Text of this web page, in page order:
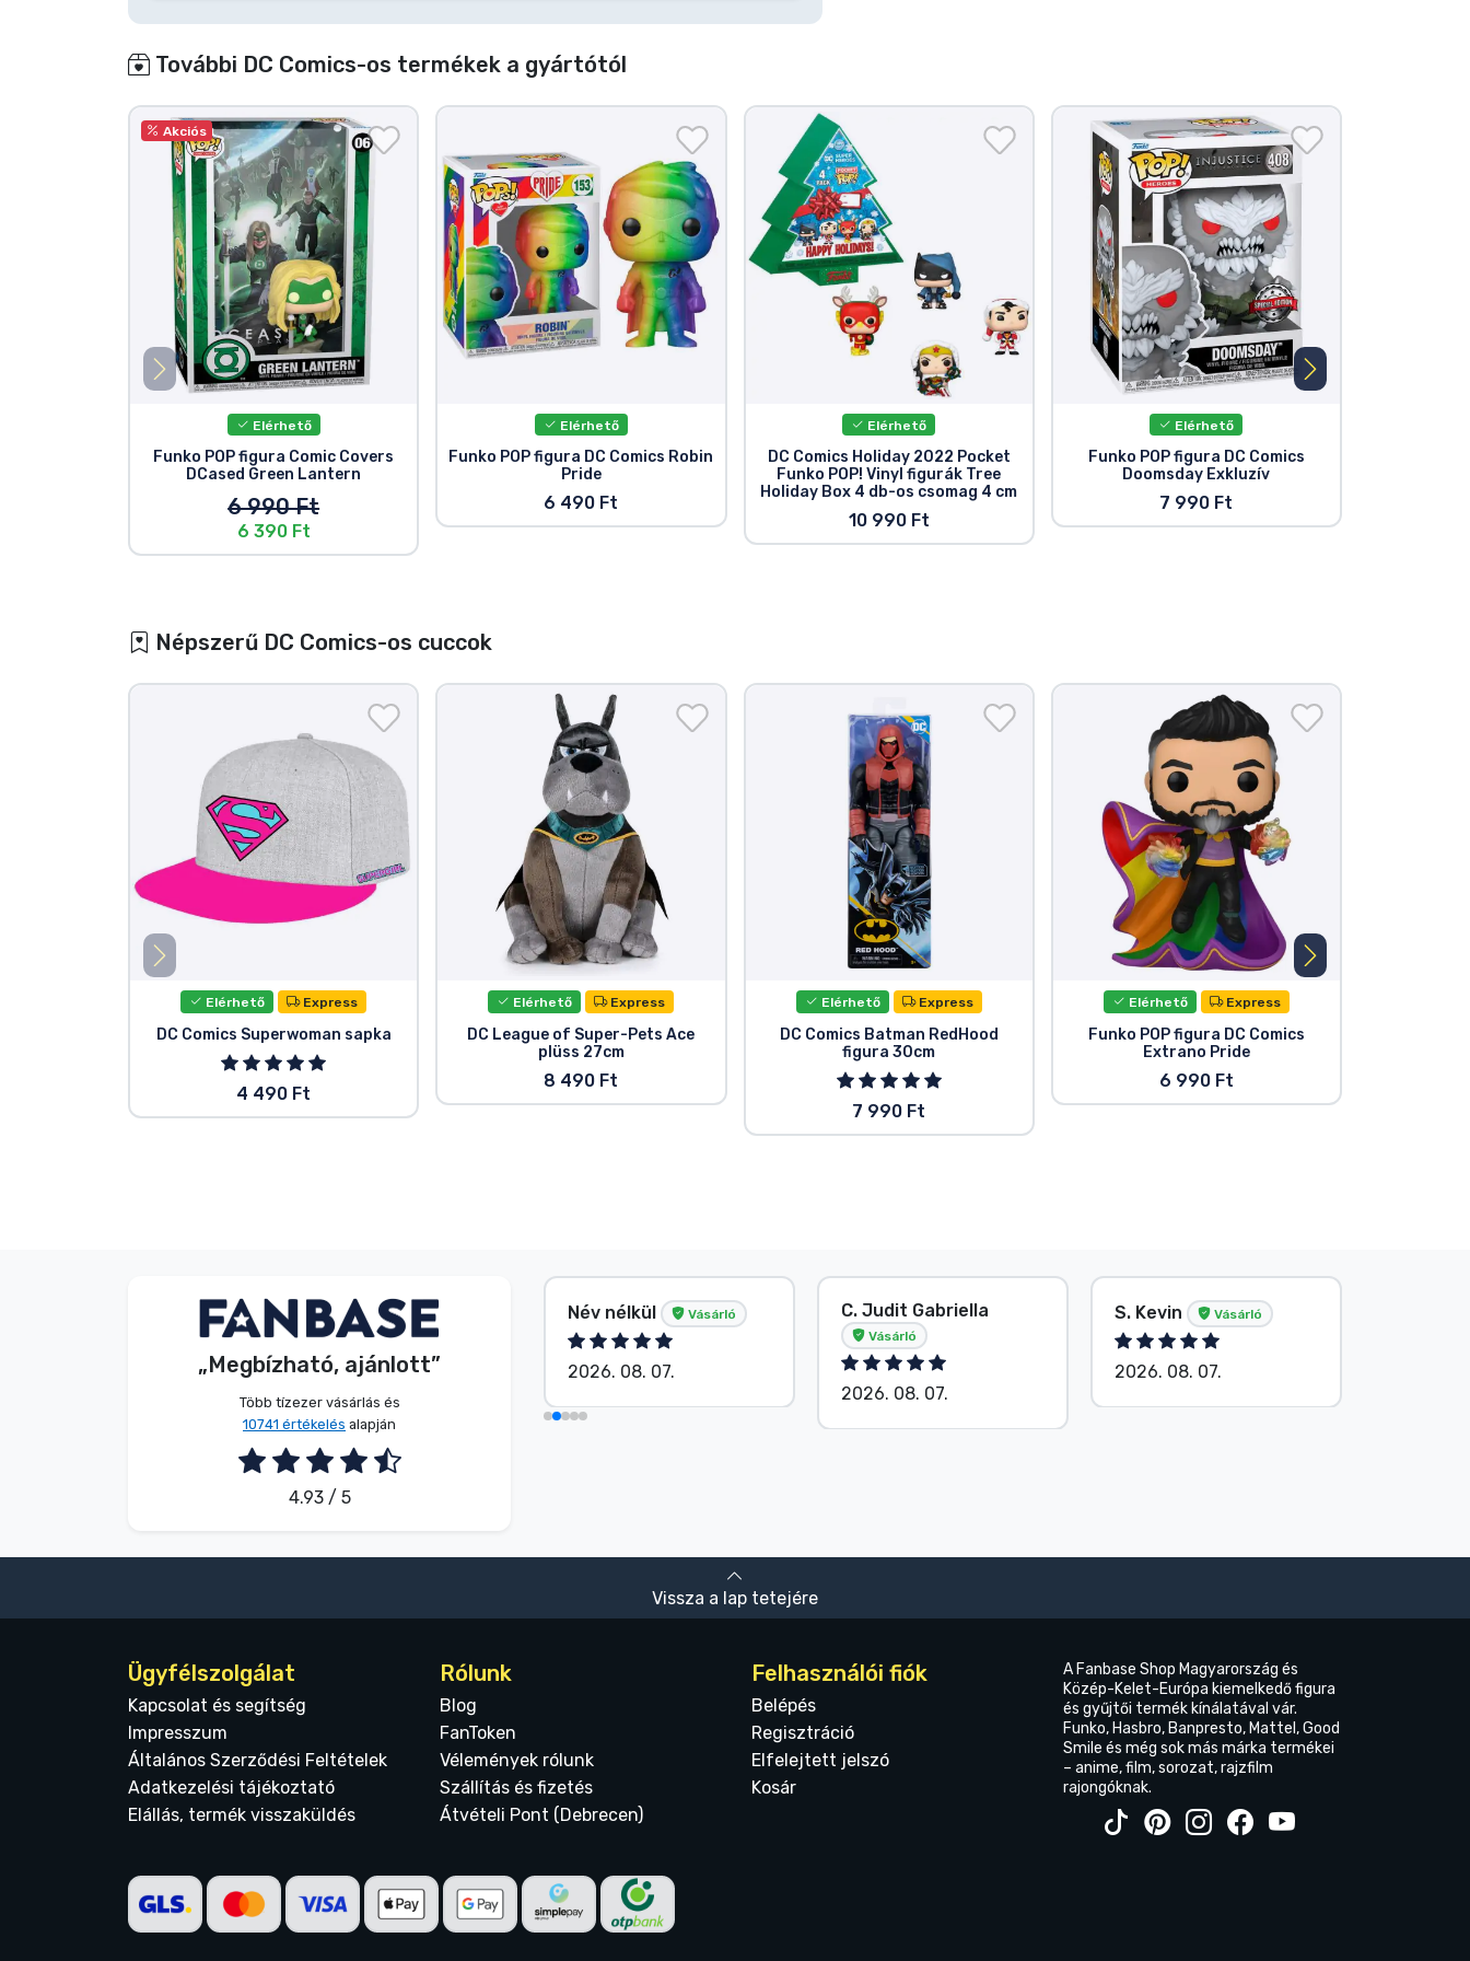
További DC Comics-os termékek a gyártótól
Akciós
Elérhető
Funko POP figura Comic Covers
DCased Green Lantern
6 990 Ft
6 390 Ft
Elérhető
Funko POP figura DC Comics Robin
Pride
6 490 Ft
Elérhető
DC Comics Holiday 2022 Pocket
Funko POP! Vinyl figurák Tree
Holiday Box 4 db-os csomag 4 cm
10 990 Ft
Elérhető
Funko POP figura DC Comics
Doomsday Exkluzív
7 990 Ft
Népszerű DC Comics-os cuccok
Elérhető Express
DC Comics Superwoman sapka
4 490 Ft
Elérhető Express
DC League of Super-Pets Ace
plüss 27cm
8 490 Ft
Elérhető Express
DC Comics Batman RedHood
figura 30cm
7 990 Ft
Elérhető Express
Funko POP figura DC Comics
Extrano Pride
6 990 Ft
„Megbízható, ajánlott”
Több tízezer vásárlás és
10741 értékelés alapján
4.93 / 5
G. Gábor Vásárló
2026. 08. 07.
Név nélkül Vásárló
2026. 08. 07.
C. Judit Gabriella
Vásárló
2026. 08. 07.
S. Kevin Vásárló
2026. 08. 07.
Vissza a lap tetejére
Ügyfélszolgálat
Kapcsolat és segítség
Impresszum
Általános Szerződési Feltételek
Adatkezelési tájékoztató
Elállás, termék visszaküldés
Rólunk
Blog
FanToken
Vélemények rólunk
Szállítás és fizetés
Átvételi Pont (Debrecen)
Felhasználói fiók
Belépés
Regisztráció
Elfelejtett jelszó
Kosár
A Fanbase Shop Magyarország és
Közép-Kelet-Európa kiemelkedő figura
és gyűjtői termék kínálatával vár.
Funko, Hasbro, Banpresto, Mattel, Good
Smile és még sok más márka termékei
– anime, film, sorozat, rajzfilm
rajongóknak.